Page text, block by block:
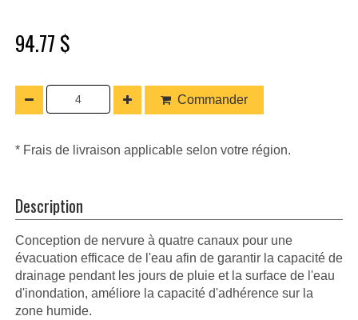
94.77 $
Commander
* Frais de livraison applicable selon votre région.
Description
Conception de nervure à quatre canaux pour une
évacuation efficace de l'eau afin de garantir la capacité de
drainage pendant les jours de pluie et la surface de l'eau
d'inondation, améliore la capacité d'adhérence sur la
zone humide.